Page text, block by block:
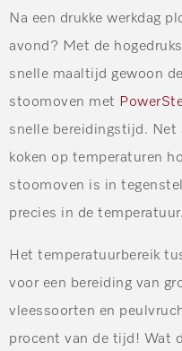
Na een drukke werkdag
avond? Met de
snelle maaltijd gewoon
stoomoven met
snelle bereidingstijd. Net
koken op temperaturen
stoomoven is in
precies in de temperatuur.
Het temperatuurbereik
voor een bereiding van
vleessoorten en
procent van de tijd! Wat